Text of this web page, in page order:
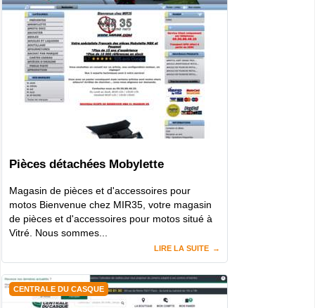
Pièces détachées Mobylette
Magasin de pièces et d'accessoires pour
motos Bienvenue chez MIR35, votre magasin
de pièces et d'accessoires pour motos situé à
Vitré. Nous sommes...
LIRE LA SUITE
CENTRALE DU CASQUE